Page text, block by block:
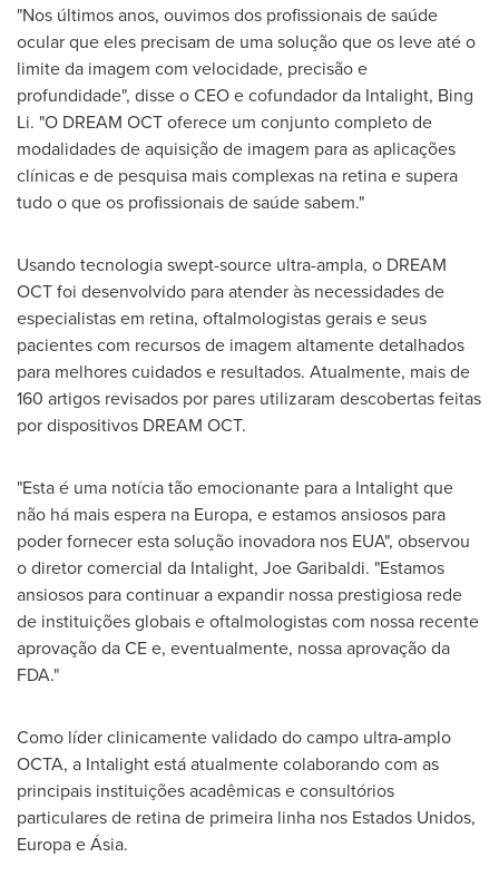
"Nos últimos anos, ouvimos dos profissionais de saúde
ocular que eles precisam de uma solução que os leve até o
limite da imagem com velocidade, precisão e
profundidade", disse o CEO e cofundador da Intalight, Bing
Li. "O DREAM OCT oferece um conjunto completo de
modalidades de aquisição de imagem para as aplicações
clínicas e de pesquisa mais complexas na retina e supera
tudo o que os profissionais de saúde sabem."
Usando tecnologia swept-source ultra-ampla, o DREAM
OCT foi desenvolvido para atender às necessidades de
especialistas em retina, oftalmologistas gerais e seus
pacientes com recursos de imagem altamente detalhados
para melhores cuidados e resultados. Atualmente, mais de
160 artigos revisados por pares utilizaram descobertas feitas
por dispositivos DREAM OCT.
"Esta é uma notícia tão emocionante para a Intalight que
não há mais espera na Europa, e estamos ansiosos para
poder fornecer esta solução inovadora nos EUA", observou
o diretor comercial da Intalight, Joe Garibaldi. "Estamos
ansiosos para continuar a expandir nossa prestigiosa rede
de instituições globais e oftalmologistas com nossa recente
aprovação da CE e, eventualmente, nossa aprovação da
FDA."
Como líder clinicamente validado do campo ultra-amplo
OCTA, a Intalight está atualmente colaborando com as
principais instituições acadêmicas e consultórios
particulares de retina de primeira linha nos Estados Unidos,
Europa e Ásia.